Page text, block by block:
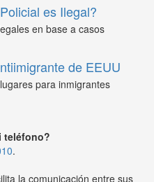
es Ilegal?
en base a casos
de EEUU
para inmigrantes
teléfono?
.
la comunicación entre sus